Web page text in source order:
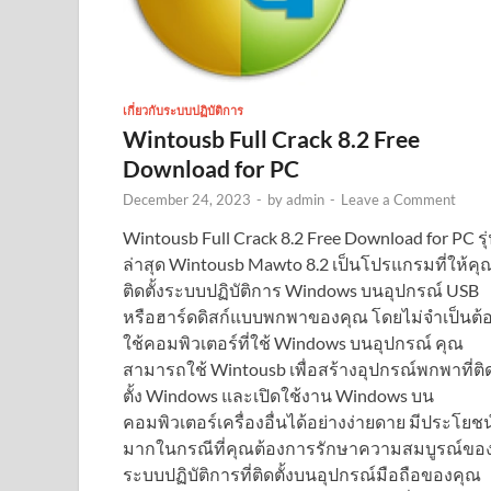
เกี่ยวกับระบบปฏิบัติการ
Wintousb Full Crack 8.2 Free
Download for PC
December 24, 2023 - byadmin - Leave a Comment
Wintousb Full Crack 8.2 Free Download for PC
ล่าสุด Wintousb Mawto 8.2 เป็นโปรแกรมที่ให้คุ
ติดตั้งระบบปฏิบัติการ Windows บนอุปกรณ์ USB
หรือฮาร์ดดิสก์แบบพกพาของคุณ โดยไม่จำเป็นต้
ใช้คอมพิวเตอร์ที่ใช้ Windows บนอุปกรณ์ คุณ
สามารถใช้ Wintousb เพื่อสร้างอุปกรณ์พกพาที่ติ
ตั้ง Windows และเปิดใช้งาน Windows บน
คอมพิวเตอร์เครื่องอื่นได้อย่างง่ายดาย มีประโยช
มากในกรณีที่คุณต้องการรักษาความสมบูรณ์ขอ
ระบบปฏิบัติการที่ติดตั้งบนอุปกรณ์มือถือของคุณ